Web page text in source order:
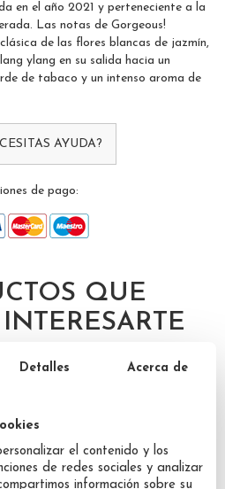
en el año 2021 y perteneciente a la
Las notas de Gorgeous!
de las flores blancas de jazmín,
ylang en su salida hacia un
de tabaco y un intenso aroma de
AYUDA?
de pago:
QUE
Detalles Acerca de
el contenido y los
de redes sociales y analizar
información sobre su